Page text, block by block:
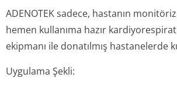
ADENOTEK sadece, hastanın
hemen kullanıma hazır
ekipmanı ile donatılmış hastanelerde
Uygulama Şekli: